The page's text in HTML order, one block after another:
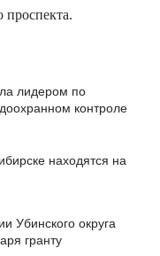
проспекта.
лидером по
контроле
находятся на
Убинского округа
гранту